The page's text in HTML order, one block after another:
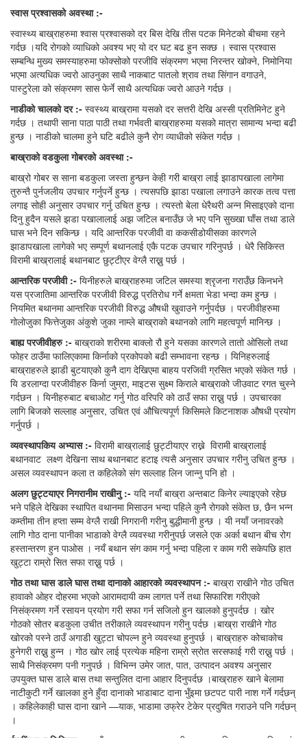
स्वासप्रश्वासको अवस्था :-
स्वास्थ्य बाख्राहरुमा श्वास प्रश्वासको दर बिस देखि तीस पटक मिनेटको बीचमा रहने
गर्दछ ।यदि रोगको व्याधिको अवश्य भए यो दर घट बढ हुन सक्छ । स्वास प्रश्वास
सम्बन्धि मुख्य समस्याहरुमा फोक्सोको परजीवि संक्रमण भएमा निरन्तर खोक्ने, निमोनिया
भएमा अत्यधिक ज्वरो आउनुका साथै नाकबाट पातलो श्राव तथा सिंगान वगाउने,
पास्टुरेला को संक्रमण सास फेर्ने साथै अत्यधिक ज्वरो आउने गर्दछ ।
नाडीकोचालकोदर :- स्वस्थ्य बाख्रामा यसको दर सत्तरी देखि अस्सी प्रतिमिनेट हुने
गर्दछ । तथापी साना पाठा पाठी तथा गर्भवती बाख्राहरुमा यसको मात्रा सामान्य भन्दा बढी
हुन्छ । नाडीको चालमा हुने घटि बढीले कुनै रोग व्याधीको संकेत गर्दछ ।
बाख्राकोवडकुलागोबरको अवस्था :-
बाख्रो गोबर स साना बडकुला जस्ता हुन्छन केही गरी बाख्रा लाई झाडापखाला लागेमा
तुरुन्तै पुर्नजलीय उपचार गर्नुपर्ने हुन्छ । त्यसपछि झाडा पखाला लगाउने कारक तत्व पत्ता
लगाइ सोही अनुसार उपचार गर्नु उचित हुन्छ । त्यस्तो बेला धेरैथरी अन्न मिसाइएको दाना
दिनु हुदैन यसले झडा पखालालाई अझ जटिल बनाउँछ जे भए पनि सुख्खा घाँस तथा डाले
घास भने दिन सकिन्छ । यदि आन्तरिक परजीवी वा ककसीडोयीसका कारणले
झाडापखाला लागेको भए सम्पूर्ण बथानलाई एकै पटक उपचार गरिनुपर्छ । धेरै सिकिस्त
विरामी बाख्रालाई बथानबाट छुट्टीएर वेग्लै राख्नु पर्छ ।
आन्तरिकपरजीवी :- यिनीहरुले बाख्राहरुमा जटिल समस्या श्रृजना गराउँछ किनभने
यस प्रजातिमा आन्तरिक परजीवी विरुद्ध प्रतिरोध गर्ने क्षमता भेडा भन्दा कम हुन्छ ।
नियमित बथानमा आन्तरिक परजीवी विरुद्ध औषधी खुवाउने गर्नुपर्दछ । परजीवीहरुमा
गोलोजुका फित्तेजुका अंकुशे जुका नाम्ले बाख्राको बथानको लागि महत्वपूर्ण मानिन्छ ।
बाह्यपरजीवीहरु :- बाख्राको शरीरमा बाक्लो रौ हुने यसका कारणले तातो ओसिलो तथा
फोहर ठाउँमा फालिएकामा किर्नाको प्रकोपको बढी सम्भावना रहन्छ । यिनिहरुलाई
बाख्राहरुले झाडी बुटयाएको कुनै दाग देखिएमा बाहय परजिवी ग्रसित भएको संकेत गर्छ ।
यि डरलाग्दा परजीवीहरु किर्ना जुम्रा, माइटस सुक्ष्म किराले बाख्राको जीउवाट रगत चुस्ने
गर्दछन । यिनीहरुबाट बचाओट गर्नु गोठ वरिपरि को ठाउँ सफा राख्नु पर्छ । उपचारका
लागि बिजको सल्लाह अनुसार, उचित एवं औचित्यपूर्ण किसिमले किटनाशक औषधी प्रयोग
गर्नुपर्छ ।
व्यवस्थापकियअभ्यास :- विरामी बाख्रालाई छुट्टीयाएर राख्ने विरामी बाख्रालाई
बथानवाट लक्ष्ण देखिना साथ बथानबाट हटाइ त्यसै अनुसार उपचार गरीनु उचित हुन्छ ।
असल व्यवस्थापन कला त कहिलेको संग सल्लाह लिन जान्नु पनि हो ।
अलग छुट्टयाएरनिगरानीमराखीनु :- यदि नयाँ बाख्रा अन्तबाट किनेर ल्याइएको रहेछ
भने पहिले देखिका स्थापित वथानमा मिसाउन भन्दा पहिले कुनै रोगको संकेत छ, छैन भन्न
कम्तीमा तीन हप्ता सम्म वेग्लै राखी निगरानी गरीनु बुद्धीमानी हुन्छ । यी नयाँ जनावरको
लागि गोठ दाना पानीका भाडाको वेग्लै व्यवस्था गरीनुपर्छ जसले एक अर्का बथान बीच रोग
हस्तान्तरण हुन पाओस । नयँ बथान संग काम गर्नु भन्दा पहिला र काम गरी सकेपछि हात
खुट्टा राम्रो सित सफा राख्नु पर्छ ।
गोठतथाघासडालेघासतथादानाकोआहारकोव्यवस्थापन :- बाख्रा राखीने गोठ उचित
हावाको ओहर दोहरमा भएको आरामदायी कम लागत पर्ने तथा सिफारिश गरीएको
निसंक्रमण गर्ने रसायन प्रयोग गरी सफा गर्न सजिलो हुन खालको हुनुपर्दछ । खोर
गोठको सोतर बडकुला उचीत तरीकाले व्यवस्थापन गरीनु पर्दछ ।बाख्रा राखीने गोठ
खोरको पस्ने ठाउँ अगाडी खुट्टा चोपल्न हुने व्यवस्था हुनुपर्छ । बाख्राहरु कोचाकोच
हुनेगरी राख्नु हुन्न । गोठ खोर लाई प्रत्येक महिना राम्रो स्रोत सरसफाई गरी राख्नु पर्छ ।
साथै निसंक्रमण पनी गनुपर्छ । विभिन्न उमेर जात, पात, उत्पादन अवश्य अनुसार
उपयुक्त घास डाले बास तथा सन्तुलित दाना आहार दिनुपर्दछ ।बाख्राहरु खाने बेलामा
नाटीकुटी गर्ने खालका हुने हुँदा दानाको भाडाबाट दाना भुँइमा छटपट पारी नाश गर्ने गर्दछन्
। कहिलेकाही घास दाना खाने —याक, भाडामा उफ्रेर टेकेर प्रदुषित गराउने पनि गर्दछन्
।